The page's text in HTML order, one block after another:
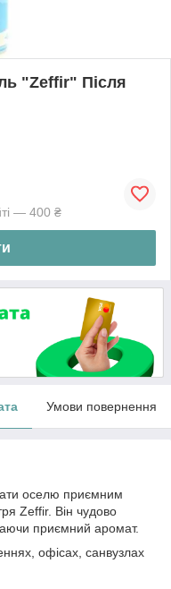
"Zeffir" Після
— 400 ₴
Умови повернення
оселю приємним
Zeffir. Він чудово
приємний аромат.
офісах, санвузлах